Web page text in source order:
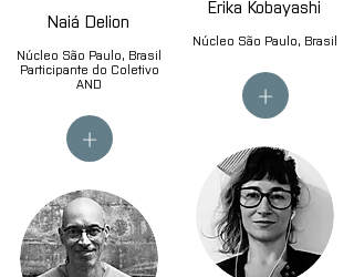
Naiá Delion
Núcleo São Paulo, Brasil
Participante do Coletivo
AND
+
Erika Kobayashi
Núcleo São Paulo, Brasil
+